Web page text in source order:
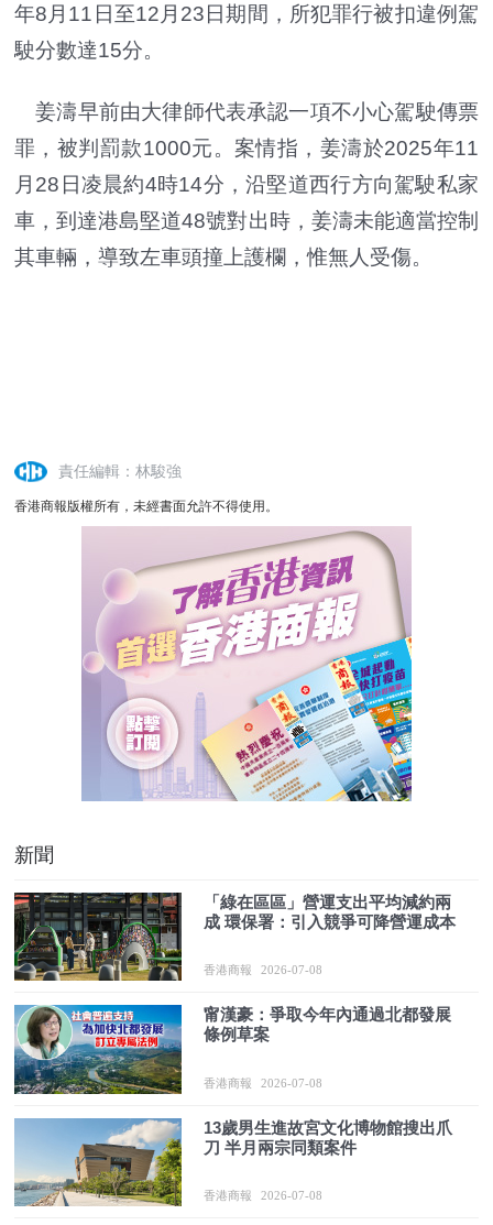
年8月11日至12月23日期間，所犯罪行被扣違例駕
駛分數達15分。
姜濤早前由大律師代表承認一項不小心駕駛傳票
罪，被判罰款1000元。案情指，姜濤於2025年11
月28日凌晨約4時14分，沿堅道西行方向駕駛私家
車，到達港島堅道48號對出時，姜濤未能適當控制
其車輛，導致左車頭撞上護欄，惟無人受傷。
責任編輯：林駿強
香港商報版權所有，未經書面允許不得使用。
新聞
「綠在區區」營運支出平均減約兩
成 環保署：引入競爭可降營運成本
香港商報 2026-07-08
甯漢豪：爭取今年內通過北都發展
條例草案
香港商報 2026-07-08
13歲男生進故宮文化博物館搜出爪
刀 半月兩宗同類案件
香港商報 2026-07-08